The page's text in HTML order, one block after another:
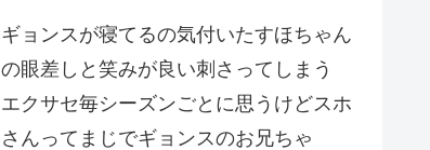
ギョンスが寝てるの気付いたすほちゃん
の眼差しと笑みが良い刺さってしまう
エクサセ毎シーズンごとに思うけどスホ
さんってまじでギョンスのお兄ちゃ